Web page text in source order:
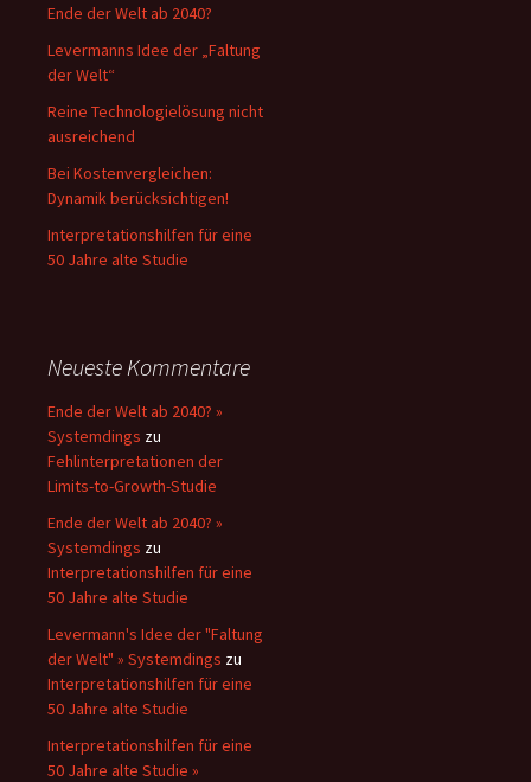
Ende der Welt ab 2040?
Levermanns Idee der „Faltung
der Welt“
Reine Technologielösung nicht
ausreichend
Bei Kostenvergleichen:
Dynamik berücksichtigen!
Interpretationshilfen für eine
50 Jahre alte Studie
Neueste Kommentare
Ende der Welt ab 2040? »
Systemdings zu
Fehlinterpretationen der
Limits-to-Growth-Studie
Ende der Welt ab 2040? »
Systemdings zu
Interpretationshilfen für eine
50 Jahre alte Studie
Levermann's Idee der "Faltung
der Welt" » Systemdings zu
Interpretationshilfen für eine
50 Jahre alte Studie
Interpretationshilfen für eine
50 Jahre alte Studie »